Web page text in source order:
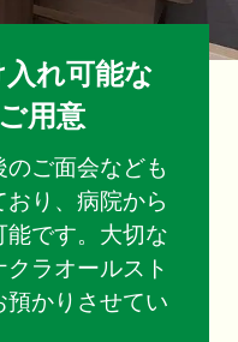
れ可能な
用意
ご面会なども
り、病院から
能です。大切な
ラオールスト
預かりさせてい